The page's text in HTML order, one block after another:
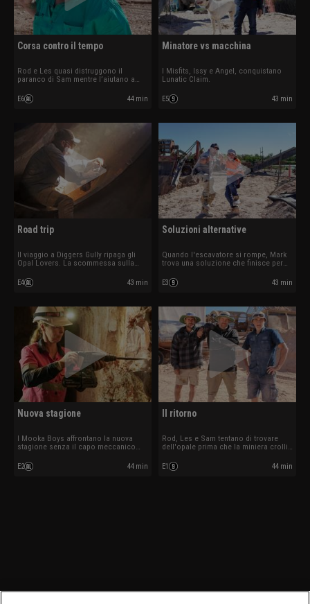
Corsa contro il tempo
Rod e Les quasi distruggono il
paranco di Sam mentre l’aiutano a
E6 44 min
Minatore vs macchina
I Misfits, Issy e Angel, conquistano
Lunatic Claim.
E5 43 min
Road trip
Il viaggio a Diggers Gully ripaga gli
Opal Lovers. La scommessa sulla
non sembra invece dare i suoi frutti ai
Cheals.
E4 43 min
Soluzioni alternative
Quando l'escavatore si rompe, Mark
trova una soluzione che finisce per
vecchio rullo compressore di Lee e
Roger non vuole avviarsi.
E3 43 min
Nuova stagione
I Mooka Boys affrontano la nuova
stagione senza il capo meccanico
saccheggiato la concessione dei
Bushmen.
E2 44 min
Il ritorno
Rod, Les e Sam tentano di trovare
dell'opale prima che la miniera crolli.
lo hanno quasi ucciso.
E1 44 min